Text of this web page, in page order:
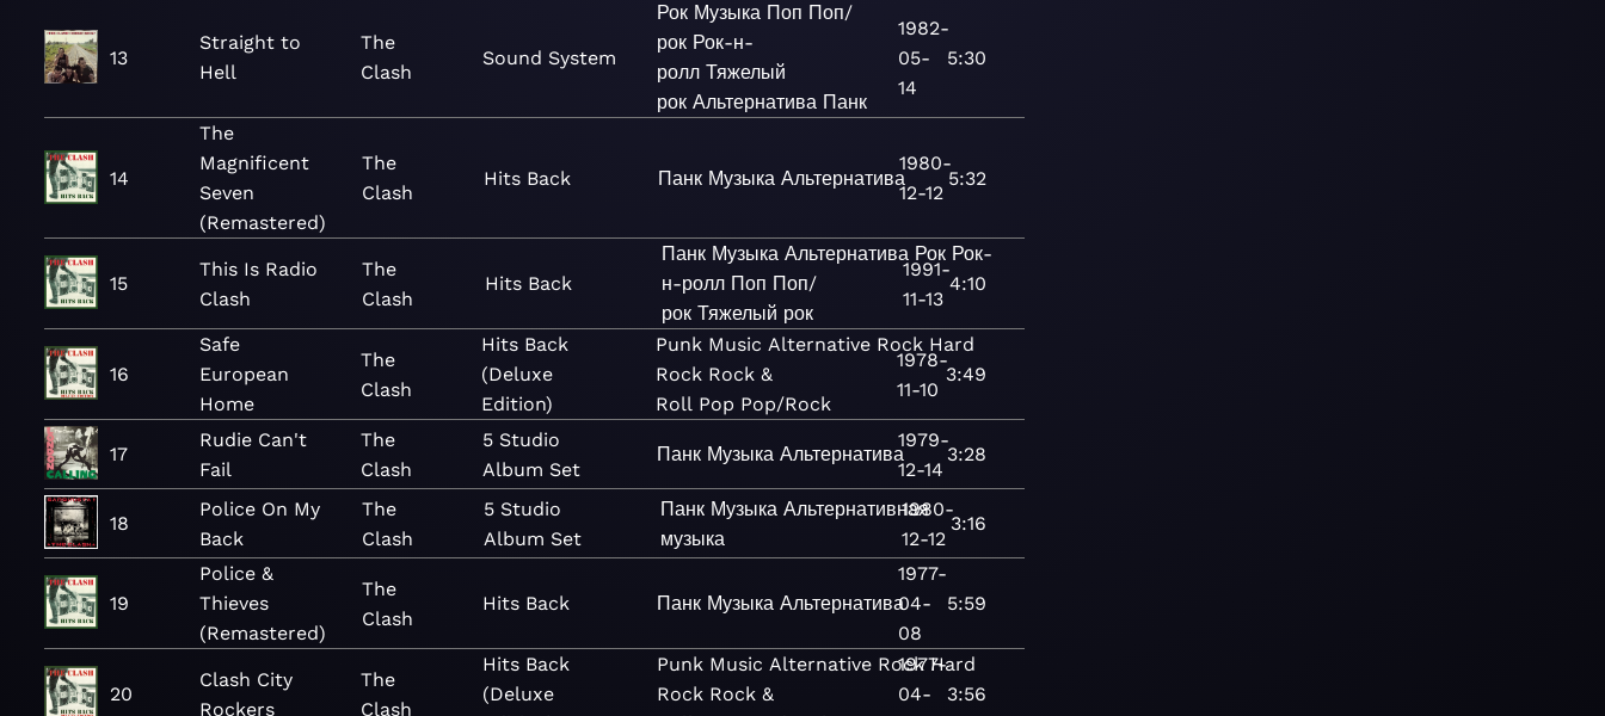
13
Straight to
Hell
The
Clash
Sound System
Рок Музыка Поп Поп/
рок Рок-н-
ролл Тяжелый
рок Альтернатива Панк
1982-
05-
14
5:30
14
The
Magnificent
Seven
(Remastered)
The
Clash
Hits Back Панк Музыка Альтернатива
1980-
12-12
5:32
15
This Is Radio
Clash
The
Clash
Hits Back
Панк Музыка Альтернатива Рок Рок-
н-ролл Поп Поп/
рок Тяжелый рок
1991-
11-13
4:10
16
Safe
European
Home
The
Clash
Hits Back
(Deluxe
Edition)
Punk Music Alternative Rock Hard
Rock Rock &
Roll Pop Pop/Rock
1978-
11-10
3:49
17
Rudie Can't
Fail
The
Clash
5 Studio
Album Set
Панк Музыка Альтернатива
1979-
12-14
3:28
18
Police On My
Back
The
Clash
5 Studio
Album Set
Панк Музыка Альтернативная
музыка
1980-
12-12
3:16
19
Police &
Thieves
(Remastered)
The
Clash
Hits Back Панк Музыка Альтернатива
1977-
04-
08
5:59
20
Clash City
Rockers
The
Clash
Hits Back
(Deluxe
Punk Music Alternative Rock Hard
Rock Rock &
1977-
04-
3:56